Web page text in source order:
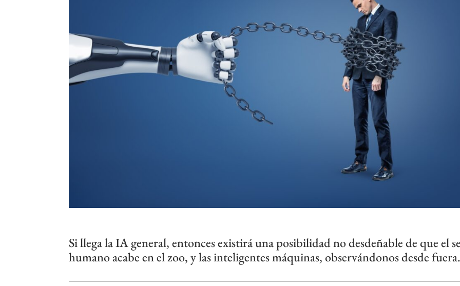
Si llega la IA general, entonces existirá una posibilidad no desdeñable de que el
humano acabe en el zoo, y las inteligentes máquinas, observándonos desde